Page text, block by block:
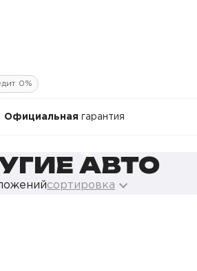
0%
Официальная гарантия
АВТО
сортировка